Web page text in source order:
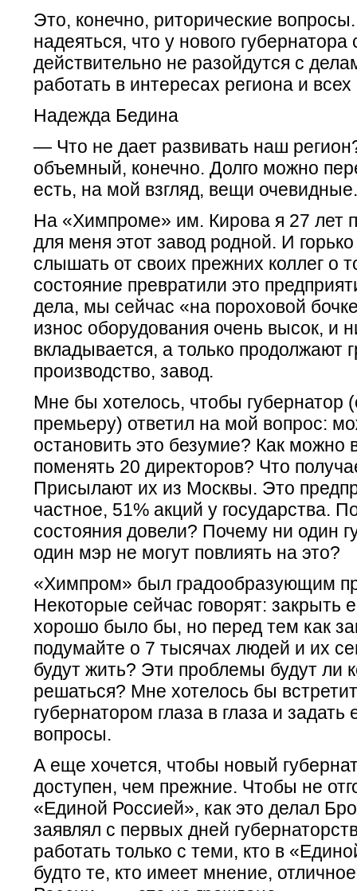
Это, конечно, риторические
надеяться, что у нового губернатора
действительно не разойдутся с
работать в интересах региона и
Надежда Бедина
— Что не дает развивать наш
объемный, конечно. Долго можно
есть, на мой взгляд, вещи очевидные.
На «Химпроме» им. Кирова я 27 лет
для меня этот завод родной. И
слышать от своих прежних коллег о
состояние превратили это
дела, мы сейчас «на пороховой
износ оборудования очень высок, и
вкладывается, а только продолжают
производство, завод.
Мне бы хотелось, чтобы губернатор
премьеру) ответил на мой вопрос:
остановить это безумие? Как можно
поменять 20 директоров? Что
Присылают их из Москвы. Это
частное, 51% акций у государства.
состояния довели? Почему ни один
один мэр не могут повлиять на это?
«Химпром» был градообразующим
Некоторые сейчас говорят: закрыть
хорошо было бы, но перед тем как
подумайте о 7 тысячах людей и их
будут жить? Эти проблемы будут ли
решаться? Мне хотелось бы
губернатором глаза в глаза и задать
вопросы.
А еще хочется, чтобы новый
доступен, чем прежние. Чтобы не
«Единой Россией», как это делал
заявлял с первых дней
работать только с теми, кто в
будто те, кто имеет мнение,